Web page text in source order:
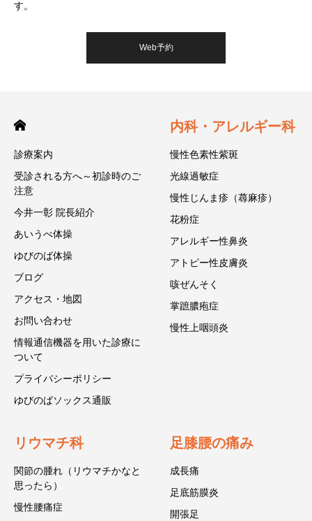
す。
Web予約
診療案内
受診される方へ～初診時のご
注意
今井一彰 院長紹介
あいうべ体操
ゆびのば体操
ブログ
アクセス・地図
お問い合わせ
情報通信機器を用いた診療に
ついて
プライバシーポリシー
ゆびのばソックス通販
内科・アレルギー科
慢性色素性紫斑
光線過敏症
慢性じんま疹（蕁麻疹）
花粉症
アレルギー性鼻炎
アトピー性皮膚炎
咳ぜんそく
掌蹠膿疱症
慢性上咽頭炎
リウマチ科
関節の腫れ（リウマチかなと
思ったら）
慢性腰痛症
足膝腰の痛み
成長痛
足底筋膜炎
開張足